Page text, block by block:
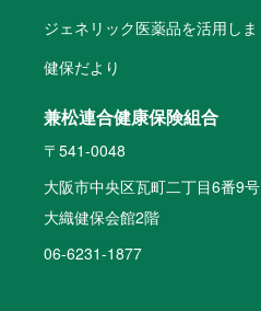
ジェネリック医薬品を活用しま
健保だより
兼松連合健康保険組合
〒541-0048
大阪市中央区瓦町二丁目6番9号
大織健保会館2階
06-6231-1877